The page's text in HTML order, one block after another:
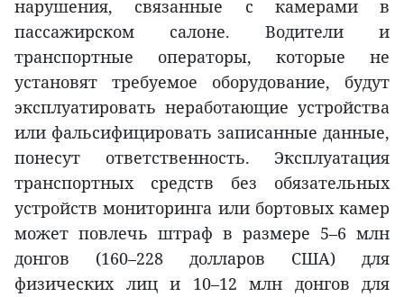
нарушения, связанные с камерами в
пассажирском салоне. Водители и
транспортные операторы, которые не
установят требуемое оборудование, будут
эксплуатировать неработающие устройства
или фальсифицировать записанные данные,
понесут ответственность. Эксплуатация
транспортных средств без обязательных
устройств мониторинга или бортовых камер
может повлечь штраф в размере 5–6 млн
донгов (160–228 долларов США) для
физических лиц и 10–12 млн донгов для